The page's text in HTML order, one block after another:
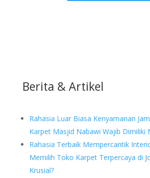
Berita & Artikel
Rahasia Luar Biasa Kenyamanan
Karpet Masjid Nabawi Wajib Dimiliki
Rahasia Terbaik Mempercantik
Memilih Toko Karpet Terpercaya di
Krusial?